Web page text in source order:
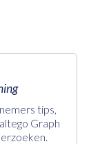
tips,
Graph